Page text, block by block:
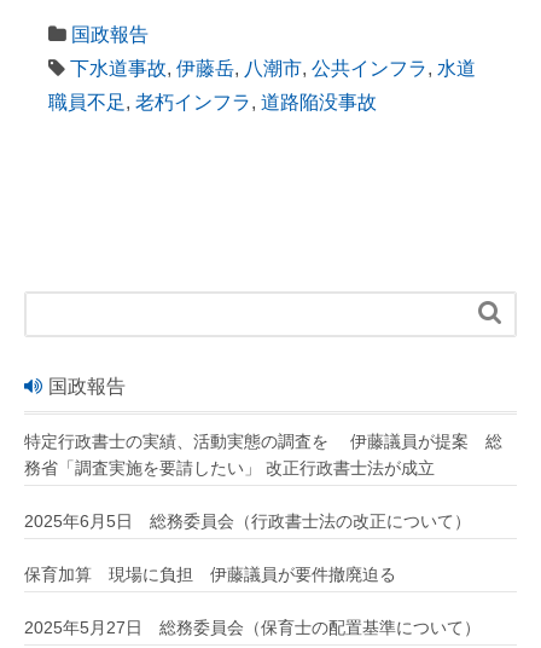
国政報告
下水道事故, 伊藤岳, 八潮市, 公共インフラ, 水道
職員不足, 老朽インフラ, 道路陥没事故

国政報告
特定行政書士の実績、活動実態の調査を 伊藤議員が提案 総
務省「調査実施を要請したい」 改正行政書士法が成立
2025年6月5日 総務委員会（行政書士法の改正について）
保育加算 現場に負担 伊藤議員が要件撤廃迫る
2025年5月27日 総務委員会（保育士の配置基準について）